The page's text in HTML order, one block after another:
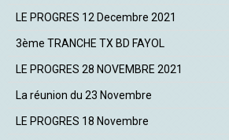
LE PROGRES 12 Decembre 2021
3ème TRANCHE TX BD FAYOL
LE PROGRES 28 NOVEMBRE 2021
La réunion du 23 Novembre
LE PROGRES 18 Novembre